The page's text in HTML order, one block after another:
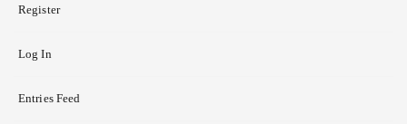
Register
Log In
Entries Feed